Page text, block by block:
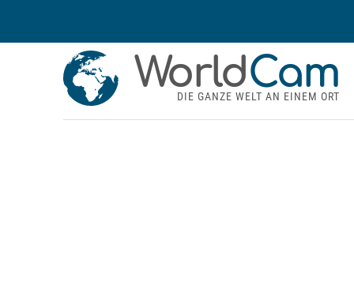
WorldCam
DIE GANZE WELT AN EINEM ORT